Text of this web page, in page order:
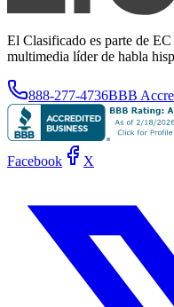
El Clasificado es parte de
multimedia líder de habla
888-277-4736BBB
Facebook X